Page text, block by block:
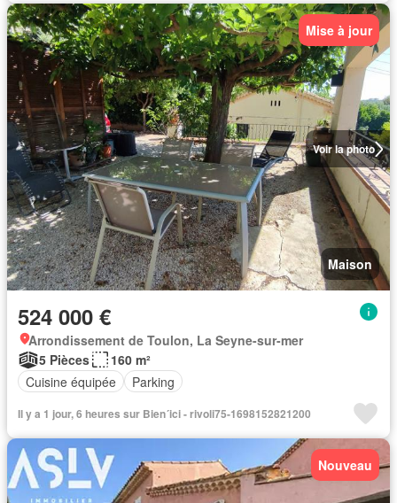
Voir la photo
Mise à jour
Maison
524 000 €
Arrondissement de Toulon, La Seyne-sur-mer
5 Pièces
160 m²
Cuisine équipée
Parking
Il y a 1 jour, 6 heures sur Bien´ici - rivoli75-1698152821200
Nouveau